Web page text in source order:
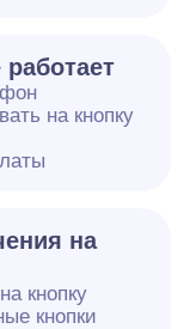
на кнопку
на
кнопку
кнопки